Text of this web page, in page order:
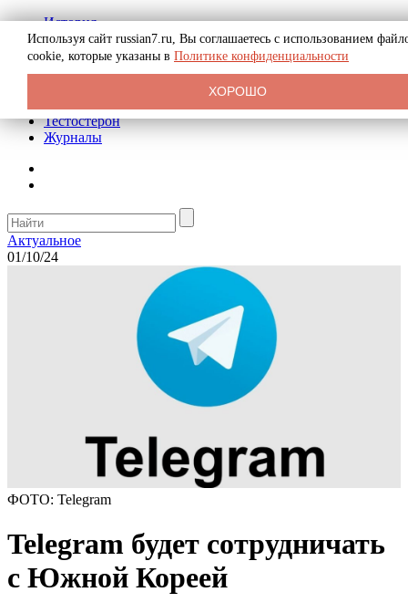
История
Биография
Криминал
Реклама на сайте
Тестостерон
Журналы
Актуальное
01/10/24
ФОТО: Telegram
Telegram будет сотрудничать
с Южной Кореей
Используя сайт russian7.ru, Вы соглашаетесь с использованием
cookie, которые указаны в Политике конфиденциальности
ХОРОШО